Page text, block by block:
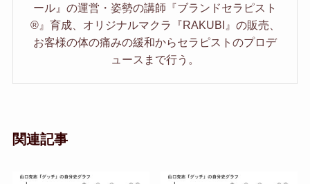
ール』の運営・姿勢の講師『ブランドセラピスト
®︎』育成、オリジナルマクラ『RAKUBI』の販売、
お客様の体の痛みの緩和からセラピストのプロデ
ュースまで行う。
関連記事